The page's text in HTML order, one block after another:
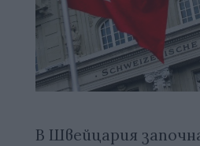
В Швейцария